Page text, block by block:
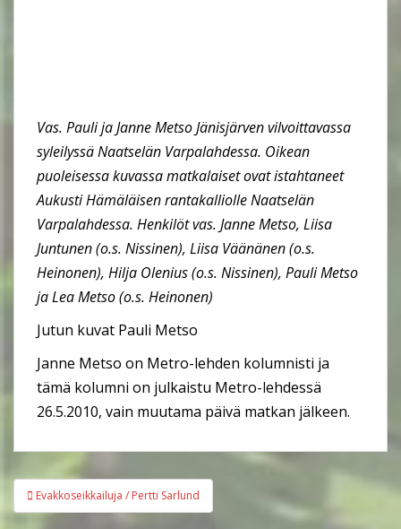
Vas. Pauli ja Janne Metso Jänisjärven vilvoittavassa
syleilyssä Naatselän Varpalahdessa. Oikean
puoleisessa kuvassa matkalaiset ovat istahtaneet
Aukusti Hämäläisen rantakalliolle Naatselän
Varpalahdessa. Henkilöt vas. Janne Metso, Liisa
Juntunen (o.s. Nissinen), Liisa Väänänen (o.s.
Heinonen), Hilja Olenius (o.s. Nissinen), Pauli Metso
ja Lea Metso (o.s. Heinonen)
Jutun kuvat Pauli Metso
Janne Metso on Metro-lehden kolumnisti ja
tämä kolumni on julkaistu Metro-lehdessä
26.5.2010, vain muutama päivä matkan jälkeen.
Artikkelien
selaus
Evakkoseikkailuja / Pertti Sarlund